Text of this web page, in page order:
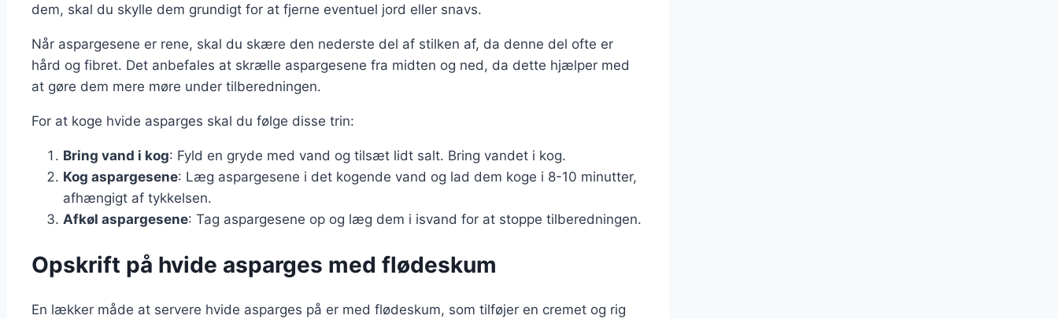
dem, skal du skylle dem grundigt for at fjerne eventuel jord eller snavs.
Når aspargesene er rene, skal du skære den nederste del af stilken af, da denne del ofte er
hård og fibret. Det anbefales at skrælle aspargesene fra midten og ned, da dette hjælper med
at gøre dem mere møre under tilberedningen.
For at koge hvide asparges skal du følge disse trin:
Bring vand i kog: Fyld en gryde med vand og tilsæt lidt salt. Bring vandet i kog.
Kog aspargesene: Læg aspargesene i det kogende vand og lad dem koge i 8-10 minutter,
afhængigt af tykkelsen.
Afkøl aspargesene: Tag aspargesene op og læg dem i isvand for at stoppe tilberedningen.
Opskrift på hvide asparges med flødeskum
En lækker måde at servere hvide asparges på er med flødeskum, som tilføjer en cremet og rig